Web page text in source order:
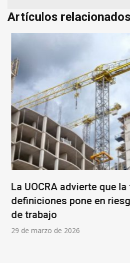
Artículos relacionados
La UOCRA advierte que la
definiciones pone en
de trabajo
29 de marzo de 2026